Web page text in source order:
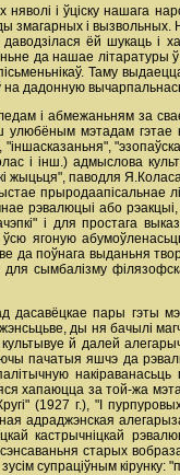
i ўціску нашага
i вызвольных.
ёй шукаць i
да нашае літаратуры
Таму
на дадонную
i абмежаньням за
улюбёным мэтадам
i інш.) адмыслова
жыцьця", паводля
рэвалюцыі або
i для простага
ягоную
поўнага выданьня
сымбалізму
пары гэты
ды ня бачылі
й далей
пачатыя яшчэ да
хапаюцца за той-жа
(1927 г.), "I
адраджэнская
кастрычніцкай
старых
супраціўным кірунку: